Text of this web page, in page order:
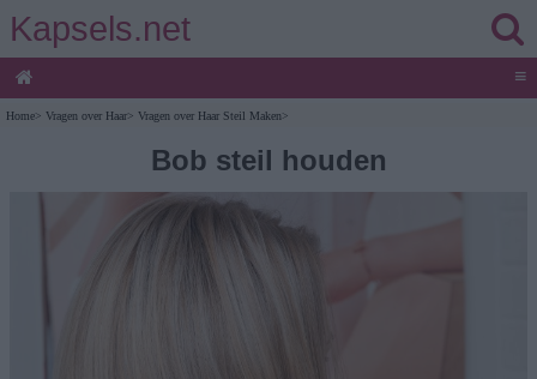
Kapsels.net
≡
Home> Vragen over Haar> Vragen over Haar Steil Maken>
Bob steil houden